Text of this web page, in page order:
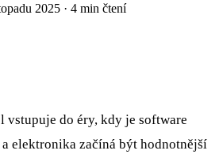
2025 · 4 min čtení
do éry, kdy je software
elektronika začíná být hodnotnější